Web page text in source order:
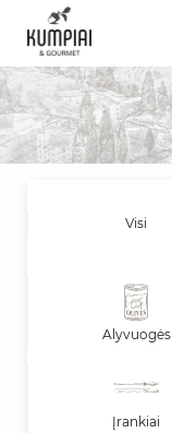
Visi
Alyvuogės
Įrankiai